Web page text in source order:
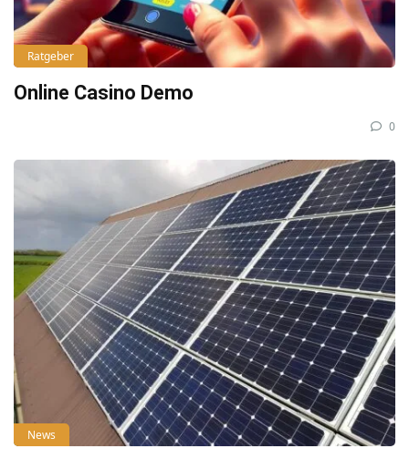
Ratgeber
Online Casino Demo
0
News